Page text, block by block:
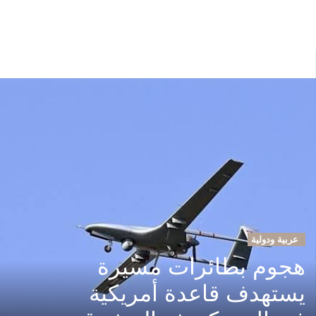
عربية ودولية
هجوم بطائرات مسيرة
يستهدف قاعدة أمريكية